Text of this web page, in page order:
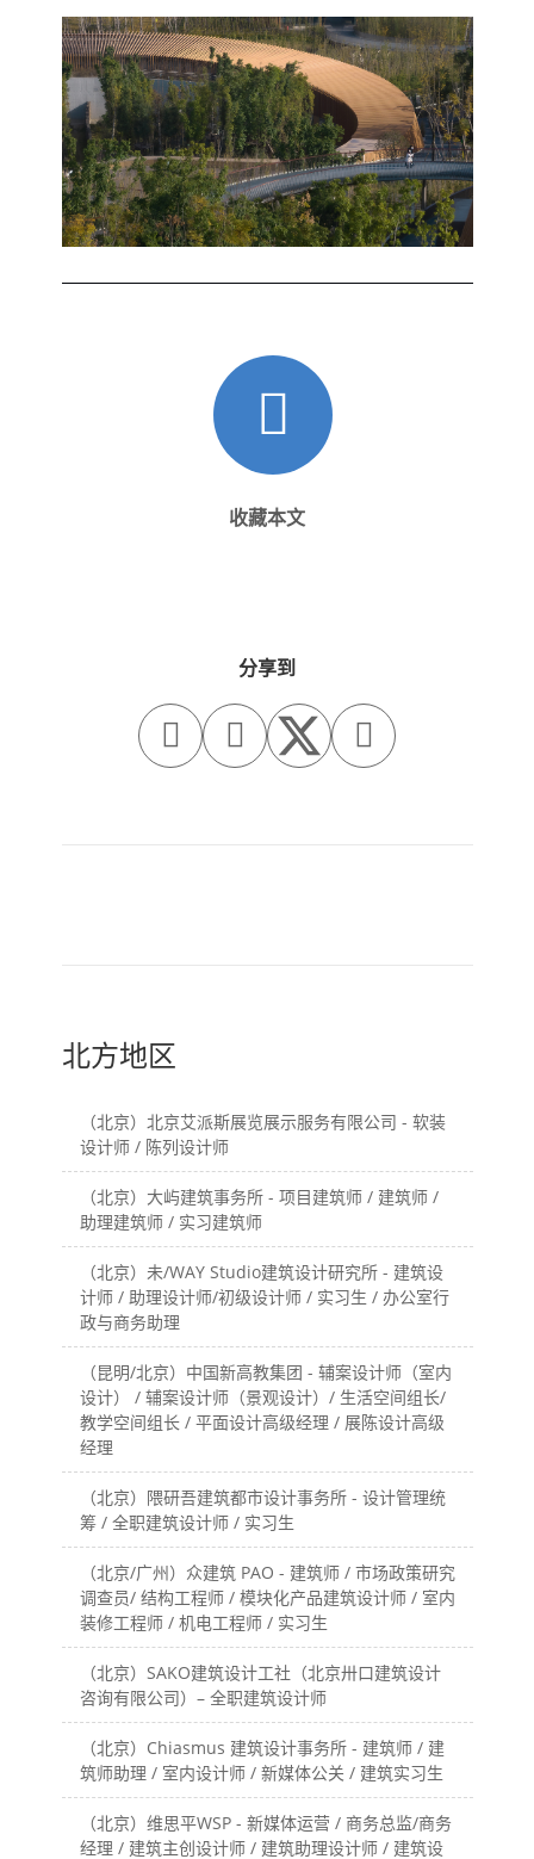
收藏本文
分享到
  
北方地区
（北京）北京艾派斯展览展示服务有限公司 - 软装
设计师 / 陈列设计师
（北京）大屿建筑事务所 - 项目建筑师 / 建筑师 /
助理建筑师 / 实习建筑师
（北京）未/WAY Studio建筑设计研究所 - 建筑设
计师 / 助理设计师/初级设计师 / 实习生 / 办公室行
政与商务助理
（昆明/北京）中国新高教集团 - 辅案设计师（室内
设计） / 辅案设计师（景观设计）/ 生活空间组长/
教学空间组长 / 平面设计高级经理 / 展陈设计高级
经理
（北京）隈研吾建筑都市设计事务所 - 设计管理统
筹 / 全职建筑设计师 / 实习生
（北京/广州）众建筑 PAO - 建筑师 / 市场政策研究
调查员/ 结构工程师 / 模块化产品建筑设计师 / 室内
装修工程师 / 机电工程师 / 实习生
（北京）SAKO建筑设计工社（北京卅口建筑设计
咨询有限公司）– 全职建筑设计师
（北京）Chiasmus 建筑设计事务所 - 建筑师 / 建
筑师助理 / 室内设计师 / 新媒体公关 / 建筑实习生
（北京）维思平WSP - 新媒体运营 / 商务总监/商务
经理 / 建筑主创设计师 / 建筑助理设计师 / 建筑设